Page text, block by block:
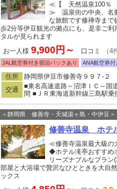
≪【 天然温泉100％
≫ 温泉街の中央、名
な旅館です修禅寺まで
歩2分等伊豆観光の拠点にも、是非ご
タルが見られます
お一人様 9,900円～ 口コミ （4
JAL航空券付き宿泊パックあり ANA航空券付
住所
静岡県伊豆市修善寺９９７‐２
交通
■東名高速道路～沼津ＩＣ～国
間 ■ＪＲ東海道新幹線三島駅
＜静岡県 修善寺・天城湯ヶ島・中伊豆
修善寺温泉 ホテ
≪修善寺温泉最大級
◆ホテル滝亭おすすめ
リーズナブルなプラ
部屋と大浴場で贅沢なひとときを大自
ックス